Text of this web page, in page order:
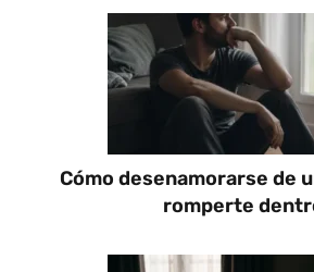
Cómo desenamorarse de
romperte